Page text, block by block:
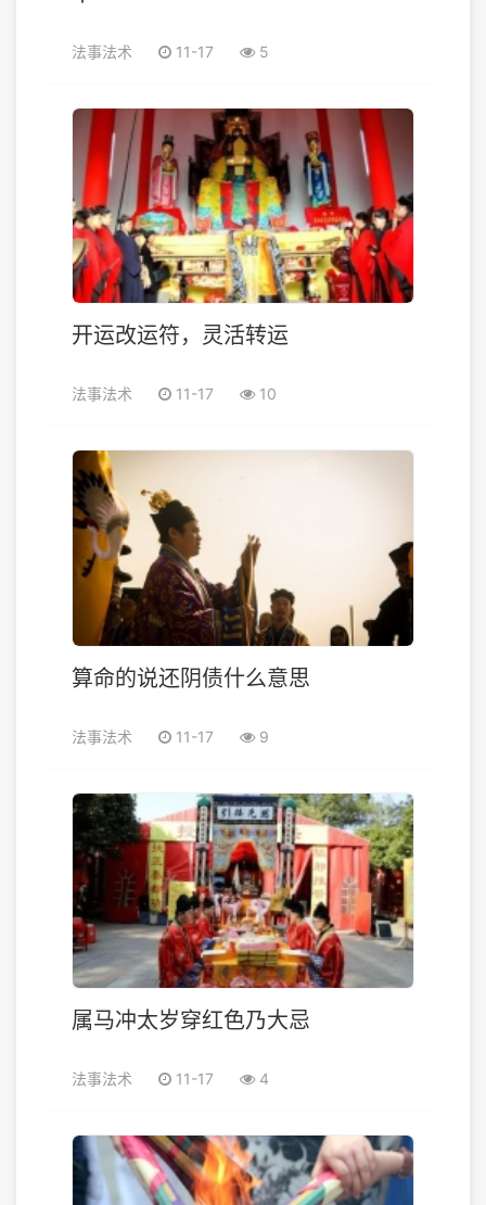
法事法术 11-17 5
开运改运符，灵活转运
法事法术 11-17 10
算命的说还阴债什么意思
法事法术 11-17 9
属马冲太岁穿红色乃大忌
法事法术 11-17 4